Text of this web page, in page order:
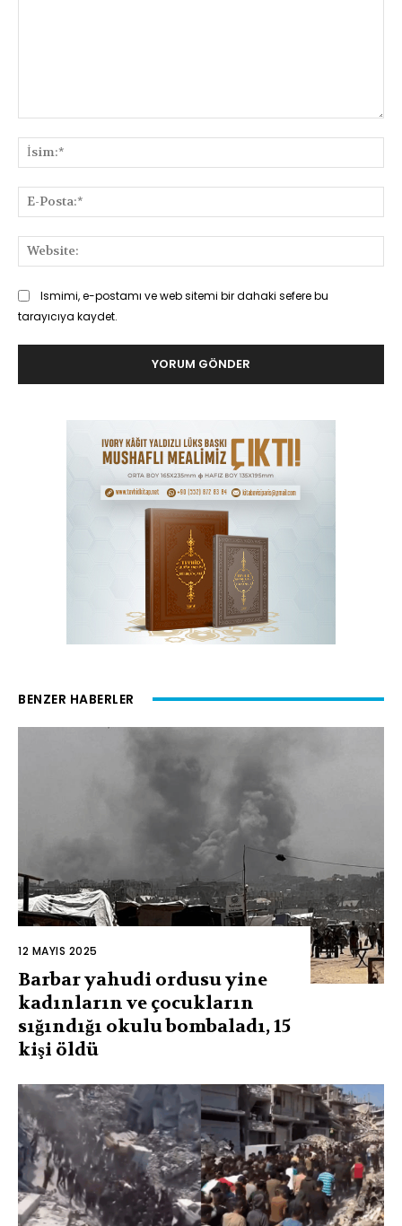
Ismimi, e-postamı ve web sitemi bir dahaki sefere bu
tarayıcıya kaydet.
BENZER HABERLER
12 MAYIS 2025
Barbar yahudi ordusu yine
kadınların ve çocukların
sığındığı okulu bombaladı, 15
kişi öldü